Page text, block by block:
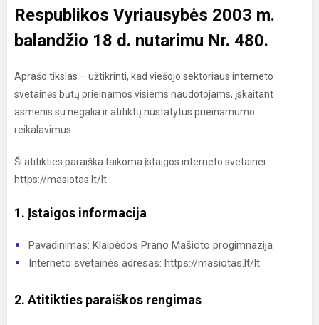
Respublikos Vyriausybės 2003 m.
balandžio 18 d. nutarimu Nr. 480.
Aprašo tikslas – užtikrinti, kad viešojo sektoriaus interneto
svetainės būtų prieinamos visiems naudotojams, įskaitant
asmenis su negalia ir atitiktų nustatytus prieinamumo
reikalavimus.
Ši atitikties paraiška taikoma įstaigos interneto svetainei
https://masiotas.lt/lt
1. Įstaigos informacija
Pavadinimas: Klaipėdos Prano Mašioto progimnazija
Interneto svetainės adresas: https://masiotas.lt/lt
2. Atitikties paraiškos rengimas